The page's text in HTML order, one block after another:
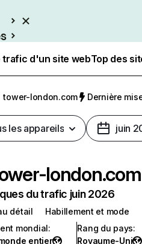
trafic d'un site webTop des
tower-london.com Dernière
les appareils juin
london.com
du trafic juin 2026
détail
Habillement et mode
mondial:
entier
Rang du pays:
Royaume-Uni